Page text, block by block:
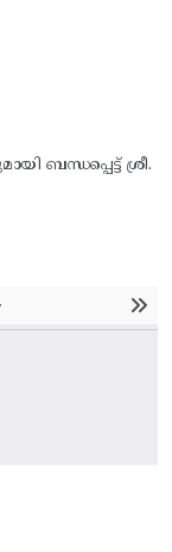
ബന്ധപ്പെട്ട് ശ്രീ.